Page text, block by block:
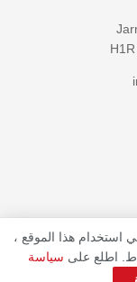
استخدام هذا الموقع ،
اطلع على سياسة